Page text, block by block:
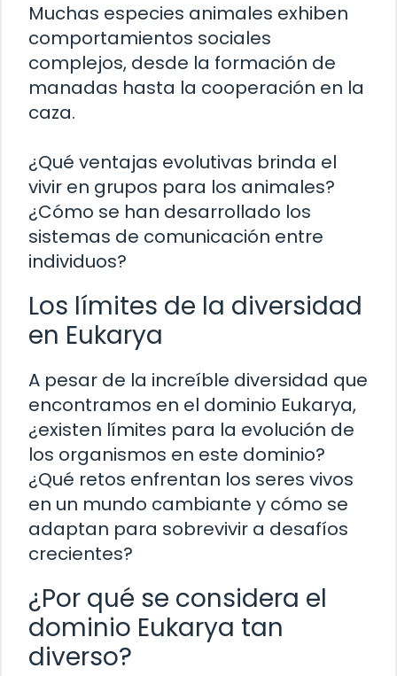
Muchas especies animales exhiben
comportamientos sociales
complejos, desde la formación de
manadas hasta la cooperación en la
caza.
¿Qué ventajas evolutivas brinda el
vivir en grupos para los animales?
¿Cómo se han desarrollado los
sistemas de comunicación entre
individuos?
Los límites de la diversidad
en Eukarya
A pesar de la increíble diversidad que
encontramos en el dominio Eukarya,
¿existen límites para la evolución de
los organismos en este dominio?
¿Qué retos enfrentan los seres vivos
en un mundo cambiante y cómo se
adaptan para sobrevivir a desafíos
crecientes?
¿Por qué se considera el
dominio Eukarya tan
diverso?